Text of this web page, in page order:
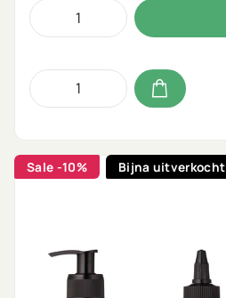
Sale -10% Bijna uitverkocht